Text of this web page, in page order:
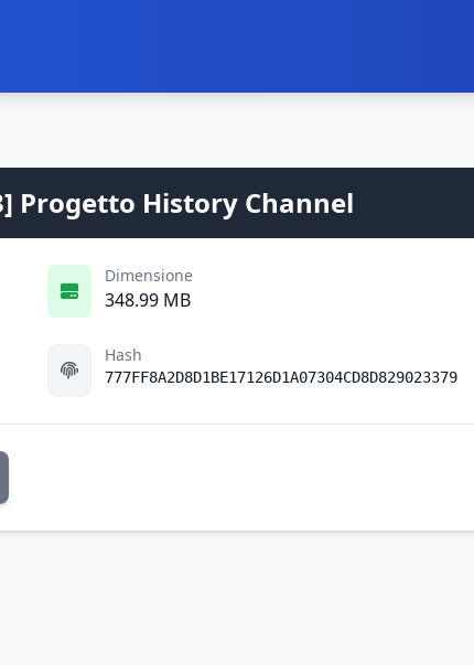
Progetto History Channel
Dimensione
348.99 MB
Hash
777FF8A2D8D1BE17126D1A07304CD8D829023379